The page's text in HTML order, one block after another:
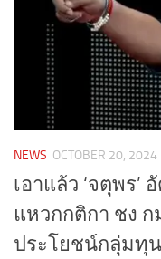
NEWS OCTOBER 20, 2024
เอาแล้ว ‘จตุพร’
แหวกกติกา ชง ก
ประโยชน์กลุ่มทุน